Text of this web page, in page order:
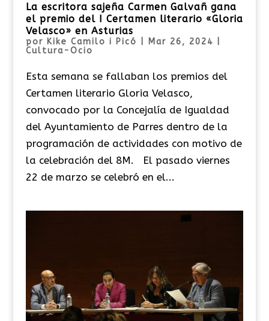
La escritora sajeña Carmen Galvañ gana
el premio del I Certamen literario «Gloria
Velasco» en Asturias
por Kike Camilo i Picó Mar 26, 2024
Cultura-Ocio
Esta semana se fallaban los premios del
Certamen literario Gloria Velasco,
convocado por la Concejalía de Igualdad
del Ayuntamiento de Parres dentro de la
programación de actividades con motivo de
la celebración del 8M. El pasado viernes
22 de marzo se celebró en el...